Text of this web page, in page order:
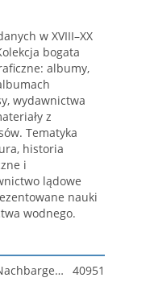
w XVIII–XX
bogata
albumy,
wydawnictwa
z
Tematyka
historia
i
lądowe
nauki
wodnego.
Das Riesengebirge und seine Nachbargebirge
40951